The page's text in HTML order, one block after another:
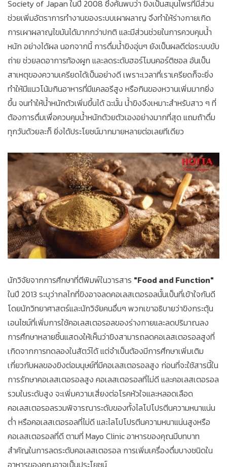
Society of Japan ในปี 2008 ซึ่งค้นพบว่า ขิงเป็นสมุนไพรที่มีส่วน
ช่วยเพิ่มอัตราการทำงานของระบบเผาผลาญ จึงทำให้ร่างกายเกิด
การเผาผลาญไขมันได้มากกว่าปกติ และมีส่วนช่วยในการควบคุมน้ำ
หนัก อย่างได้ผล นอกจากนี้ การดื่มน้ำขิงอุ่นๆ ยังเป็นผลดีต่อระบบขับ
ถ่าย ช่วยลดอาการท้องผูก และลดระดับฮอร์โมนคอร์ติซอล อันเป็น
สาเหตุของความเครียดได้เป็นอย่างดี เพราะเวลาที่เราเครียดก็จะยิ่ง
ทำให้มีแนวโน้มกินอาหารที่มีแคลอรีสูง หรือกินของหวานเพิ่มมากยิ่ง
ขึ้น จนทำให้น้ำหนักตัวเพิ่มขึ้นได้ ฉะนั้น น้ำขิงจึงเหมาะสำหรับสาว ๆ ที่
ต้องการดื่มเพื่อควบคุมน้ำหนักด้วยตัวเองอย่างมากที่สุด แถมถ้าดื่ม
ทุกวันด้วยละก็ ยิ่งได้ประโยชน์มากมายหลายต่อเลยทีเดียว
นักวิจัยจากการศึกษาที่ตีพิมพ์ในวารสาร "Food and Function"
ในปี 2013 ระบุว่ากลไกที่ขิงอาจลดคอเลสเตอรอลนั้นเป็นที่เข้าใจกันดี
โดยนักวิทยาศาสตร์และนักวิจัยคนอื่นๆ พวกเขาอธิบายว่าขิงกระตุ้น
เอนไซม์ที่เพิ่มการใช้คอเลสเตอรอลของร่างกายและลดปริมาณลง
การศึกษาหลายชิ้นแสดงให้เห็นว่าขิงสามารถลดคอเลสเตอรอลสูงที่
เกิดจากการทดลองในสัตว์ได้ แต่จำเป็นต้องมีการศึกษาเพิ่มเติม
เกี่ยวกับผลของขิงต่อมนุษย์ที่มีคอเลสเตอรอลสูง ก่อนที่จะใช้สารนี้ใน
การรักษาคอเลสเตอรอลสูง คอเลสเตอรอลที่ไม่ดี และคอเลสเตอรอล
รวมในระดับสูง จะเพิ่มความเสี่ยงต่อโรคหัวใจและหลอดเลือด
คอเลสเตอรอลรวมพิจารณาระดับของทั้งไลโปโปรตีนความหนาแน่น
ต่ำ หรือคอเลสเตอรอลที่ไม่ดี และไลโปโปรตีนความหนาแน่นสูงหรือ
คอเลสเตอรอลที่ดี ตามที่ Mayo Clinic อาหารของคุณมีบทบาท
สำคัญในการลดระดับคอเลสเตอรอล การเพิ่มเครื่องดื่มบางชนิดใน